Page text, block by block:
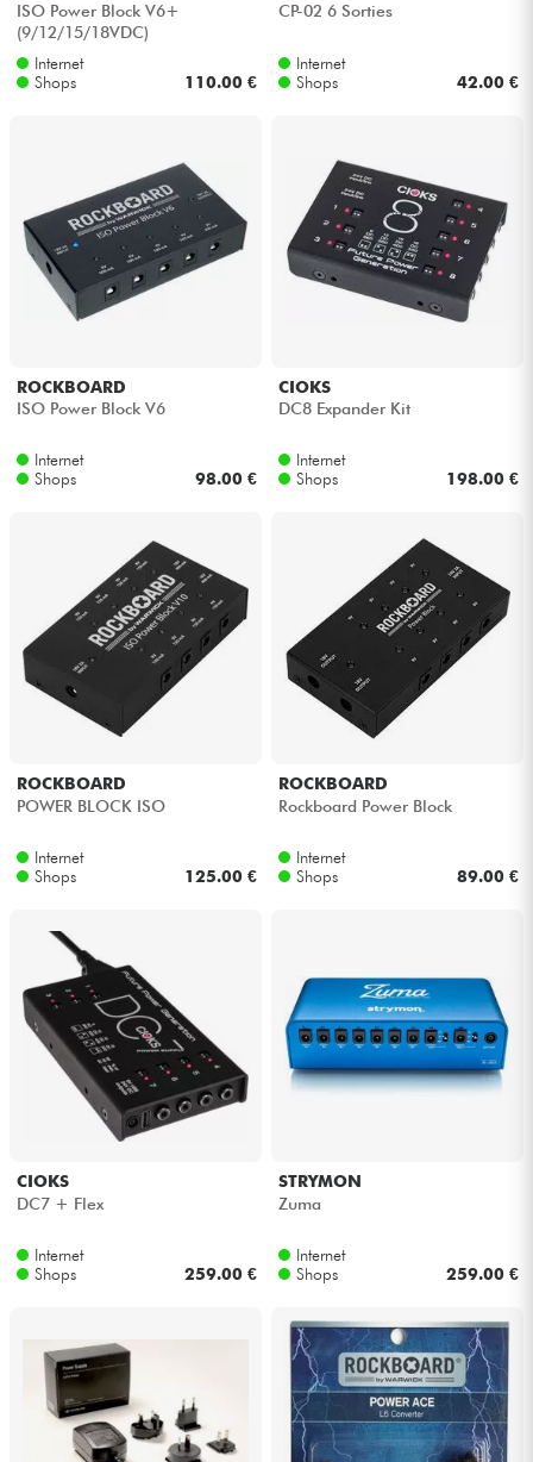
ISO Power Block V6+
(9/12/15/18VDC)
Internet
Shops
110.00 €
CP-02 6 Sorties
Internet
Shops
42.00 €
ROCKBOARD
ISO Power Block V6
Internet
Shops
98.00 €
CIOKS
DC8 Expander Kit
Internet
Shops
198.00 €
ROCKBOARD
POWER BLOCK ISO
Internet
Shops
125.00 €
ROCKBOARD
Rockboard Power Block
Internet
Shops
89.00 €
CIOKS
DC7 + Flex
Internet
Shops
259.00 €
STRYMON
Zuma
Internet
Shops
259.00 €